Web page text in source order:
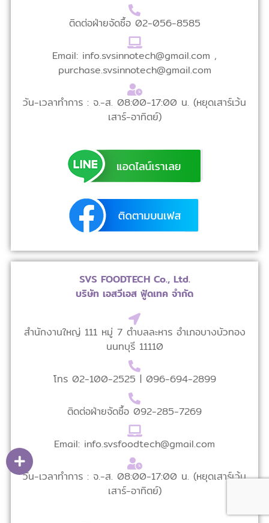
ติดต่อฝ่ายจัดซื้อ 02-056-8585
Email: info.svsinnotech@gmail.com ,
purchase.svsinnotech@gmail.com
วัน-เวลาทำการ : จ.-ส. 08:00-17:00 น. (หยุดเสาร์เว้น
เสาร์-อาทิตย์)
SVS FOODTECH Co., Ltd.
บริษัท เอสวีเอส ฟู้ดเทค จำกัด
สำนักงานใหญ่ 111 หมู่ 7 ตำบลละหาร อำเภอบางบัวทอง
นนทบุรี 11110
โทร 02-100-2525 | 096-694-2899
ติดต่อฝ่ายจัดซื้อ 092-285-7269
Email: info.svsfoodtech@gmail.com
วัน-เวลาทำการ : จ.-ส. 08:00-17:00 น. (หยุดเสาร์เว้น
เสาร์-อาทิตย์)